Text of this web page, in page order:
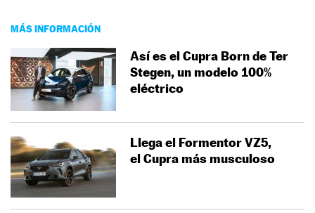
MÁS INFORMACIÓN
Así es el Cupra Born de Ter
Stegen, un modelo 100%
eléctrico
Llega el Formentor VZ5,
el Cupra más musculoso